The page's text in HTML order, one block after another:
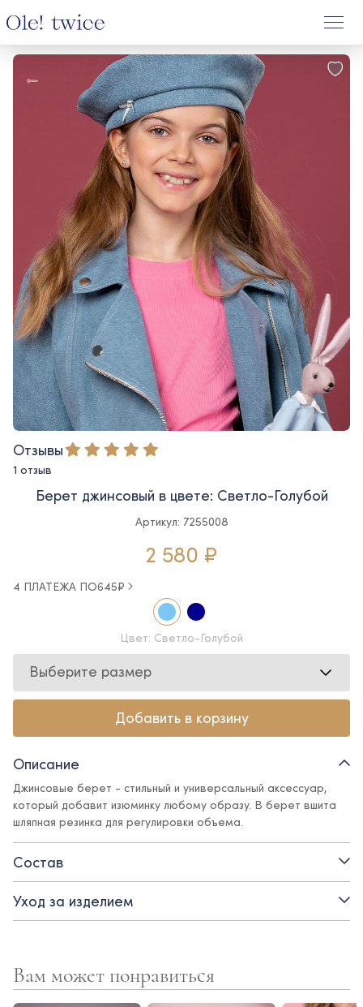
Отзывы
1 отзыв
Берет джинсовый в цвете: Светло-Голубой
Артикул: 7255008
2 580 ₽
4 ПЛАТЕЖА ПО645₽
Цвет: Светло-Голубой
Выберите размер
Добавить в корзину
Описание
Джинсовые берет - стильный и универсальный аксессуар,
который добавит изюминку любому образу. В берет вшита
шляпная резинка для регулировки объема.
Состав
Уход за изделием
Вам может понравиться